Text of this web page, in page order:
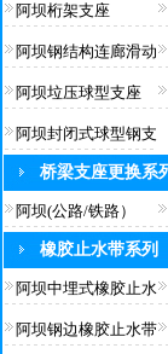
阿坝桁架支座
阿坝钢结构连廊滑动
阿坝垃压球型支座
阿坝封闭式球型钢支
桥梁支座更换系
阿坝(公路/铁路）
橡胶止水带系列
阿坝中埋式橡胶止水
阿坝钢边橡胶止水带